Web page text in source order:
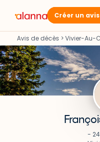
Créer un
Avis de décès > Vivier-Au-
-